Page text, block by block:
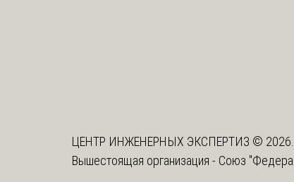
ЦЕНТР ИНЖЕНЕРНЫХ ЭКСПЕРТИЗ © 2026.
Вышестоящая организация - Союз